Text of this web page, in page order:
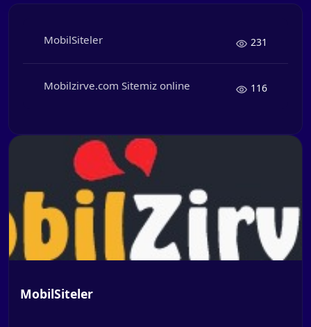
MobilSiteler 231
Mobilzirve.com Sitemiz online 116
MobilSiteler